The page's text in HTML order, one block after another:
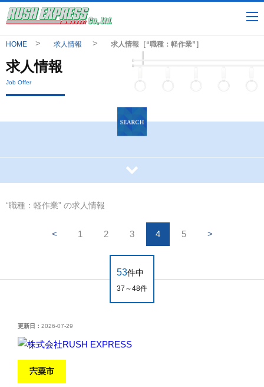
HOME 求人情報 求人情報［“職種：軽作業”］
求人情報
Job Offer
“職種：軽作業” の求人情報
53件中
37～48件
< 1 2 3 4 5 >
更新日： 2026-07-29
宍粟市